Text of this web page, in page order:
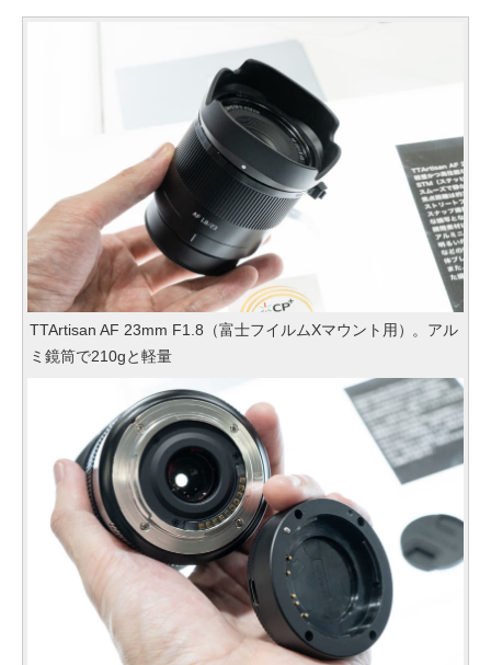
TTArtisan AF 23mm F1.8（富士フイルムXマウント用）。アル
ミ鏡筒で210gと軽量